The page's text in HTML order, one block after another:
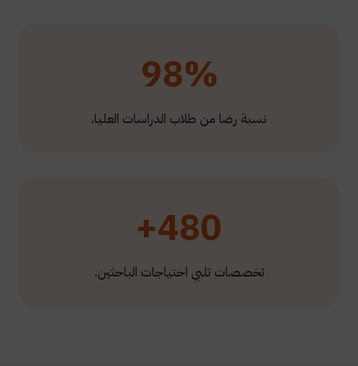
98%
نسبة رضا من طلاب الدراسات العليا.
480+
تخصصات تلبي احتياجات الباحثين.